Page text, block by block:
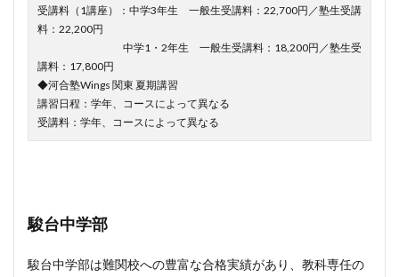
受講料（1講座）：中学3年生 一般生受講料：22,700円／塾生受講
料：22,200円
中学1・2年生 一般生受講料：18,200円／塾生受
講料：17,800円
◆河合塾Wings 関東 夏期講習
講習日程：学年、コースによって異なる
受講料：学年、コースによって異なる
駿台中学部
駿台中学部は難関校への豊富な合格実績があり、教科専任の